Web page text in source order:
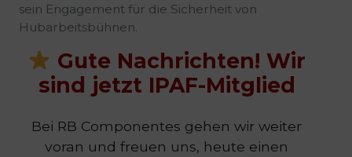
sein Engagement für die Sicherheit von
Hubarbeitsbühnen.
Gute Nachrichten! Wir
sind jetzt IPAF-Mitglied
Bei RB Componentes gehen wir weiter
voran und freuen uns, heute einen